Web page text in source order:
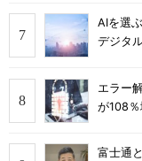
AIを選
デジタ
エラー
が108
富士通